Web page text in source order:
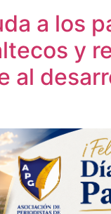
a los
y
al